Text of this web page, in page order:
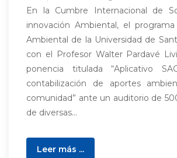
En la Cumbre Internacional de
innovación Ambiental, el
Ambiental de la Universidad de
con el Profesor Walter Pardavé
ponencia titulada “Aplicativo
contabilización de aportes
comunidad” ante un auditorio de
de diversas...
Leer más ...